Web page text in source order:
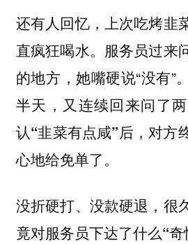
还有人回忆，上次吃烤韭
直疯狂喝水。服务员过来
的地方，她嘴硬说“没有”
半天，又连续回来问了
认“韭菜有点咸”后，对方
心地给免单了。
没折硬打、没款硬退，很
竟对服务员下达了什么“奇